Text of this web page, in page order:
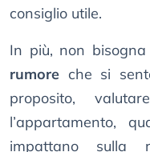
consiglio utile.
In più, non
rumore che si
proposito,
l’appartamento,
impattano sulla